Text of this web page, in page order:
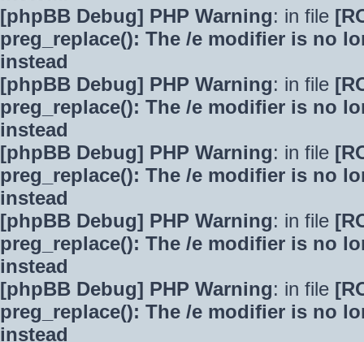
[phpBB Debug] PHP Warning: in file
preg_replace(): The /e modifier is no
instead
[phpBB Debug] PHP Warning: in file
preg_replace(): The /e modifier is no
instead
[phpBB Debug] PHP Warning: in file
preg_replace(): The /e modifier is no
instead
[phpBB Debug] PHP Warning: in file
preg_replace(): The /e modifier is no
instead
[phpBB Debug] PHP Warning: in file
preg_replace(): The /e modifier is no
instead